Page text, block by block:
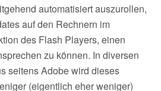
automatisiert auszurollen,
auf den Rechnern im
des Flash Players, einen
zu können. In diversen
seitens Adobe wird dieses
(eigentlich eher weniger)